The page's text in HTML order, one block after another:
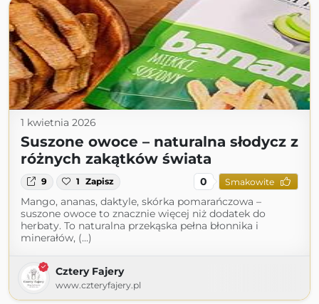
1 kwietnia 2026
Suszone owoce – naturalna słodycz z
różnych zakątków świata
9 1 Zapisz 0 Smakowite
Mango, ananas, daktyle, skórka pomarańczowa –
suszone owoce to znacznie więcej niż dodatek do
herbaty. To naturalna przekąska pełna błonnika i
minerałów, (...)
Cztery Fajery
www.czteryfajery.pl